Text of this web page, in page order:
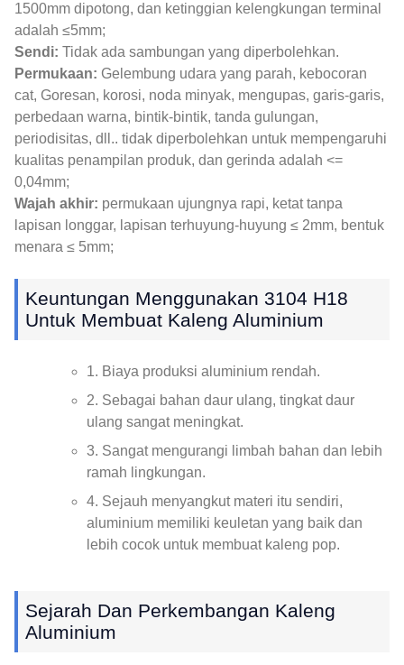
1500mm dipotong, dan ketinggian kelengkungan terminal
adalah ≤5mm;
Sendi: Tidak ada sambungan yang diperbolehkan.
Permukaan: Gelembung udara yang parah, kebocoran
cat, Goresan, korosi, noda minyak, mengupas, garis-garis,
perbedaan warna, bintik-bintik, tanda gulungan,
periodisitas, dll.. tidak diperbolehkan untuk mempengaruhi
kualitas penampilan produk, dan gerinda adalah <=
0,04mm;
Wajah akhir: permukaan ujungnya rapi, ketat tanpa
lapisan longgar, lapisan terhuyung-huyung ≤ 2mm, bentuk
menara ≤ 5mm;
Keuntungan Menggunakan 3104 H18
Untuk Membuat Kaleng Aluminium
1. Biaya produksi aluminium rendah.
2. Sebagai bahan daur ulang, tingkat daur
ulang sangat meningkat.
3. Sangat mengurangi limbah bahan dan lebih
ramah lingkungan.
4. Sejauh menyangkut materi itu sendiri,
aluminium memiliki keuletan yang baik dan
lebih cocok untuk membuat kaleng pop.
Sejarah Dan Perkembangan Kaleng
Aluminium